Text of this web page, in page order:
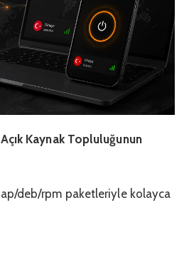
Kaynak Topluluğunun
deb/rpm paketleriyle kolayca